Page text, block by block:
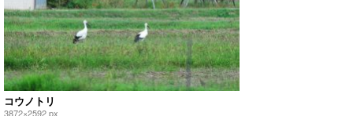
コウノトリ
3872×2592 px